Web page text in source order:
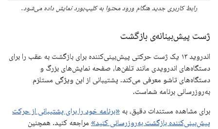
رابط کاربری جدید هنگام ورود محتوا به کلیپ‌بورد نمایش داده می‌شود.
ژست پیش‌بینانه‌ی بازگشت
اندروید ۱۳ یک ژست حرکتی پیش‌بینی‌کننده برای بازگشت به عقب را برای
دستگاه‌های اندرویدی مانند تلفن‌ها، صفحه نمایش‌های بزرگ و
دستگاه‌های تاشو معرفی می‌کند. پشتیبانی از این ویژگی مستلزم
به‌روزرسانی برنامه شماست.
برای مشاهده مستندات دقیق، به «برنامه خود را برای پشتیبانی از حرکت
پیش‌بینی‌کننده بازگشت به‌روزرسانی کنید» مراجعه کنید. همچنین